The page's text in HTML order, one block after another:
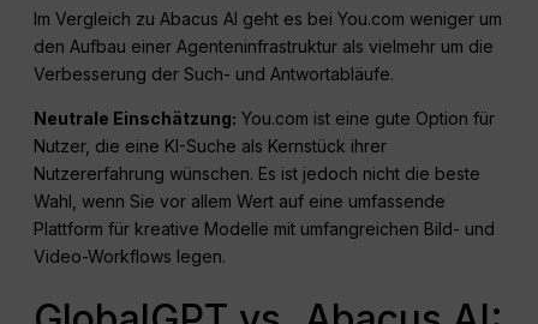
Im Vergleich zu Abacus AI geht es bei You.com weniger um
den Aufbau einer Agenteninfrastruktur als vielmehr um die
Verbesserung der Such- und Antwortabläufe.
Neutrale Einschätzung: You.com ist eine gute Option für
Nutzer, die eine KI-Suche als Kernstück ihrer
Nutzererfahrung wünschen. Es ist jedoch nicht die beste
Wahl, wenn Sie vor allem Wert auf eine umfassende
Plattform für kreative Modelle mit umfangreichen Bild- und
Video-Workflows legen.